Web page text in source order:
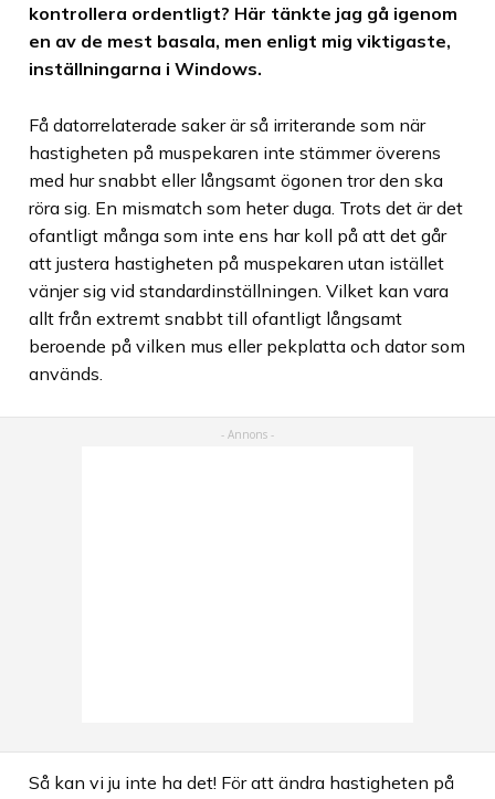
kontrollera ordentligt? Här tänkte jag gå igenom
en av de mest basala, men enligt mig viktigaste,
inställningarna i Windows.
Få datorrelaterade saker är så irriterande som när
hastigheten på muspekaren inte stämmer överens
med hur snabbt eller långsamt ögonen tror den ska
röra sig. En mismatch som heter duga. Trots det är det
ofantligt många som inte ens har koll på att det går
att justera hastigheten på muspekaren utan istället
vänjer sig vid standardinställningen. Vilket kan vara
allt från extremt snabbt till ofantligt långsamt
beroende på vilken mus eller pekplatta och dator som
används.
Så kan vi ju inte ha det! För att ändra hastigheten på